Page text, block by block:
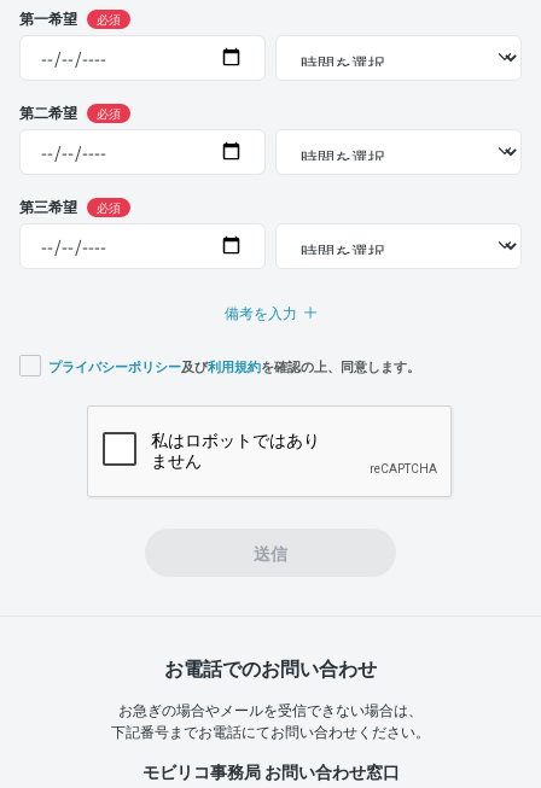
第一希望 必須
第二希望 必須
第三希望 必須
備考を入力
プライバシーポリシー及び利用規約を確認の上、同意します。
送信
お電話でのお問い合わせ
お急ぎの場合やメールを受信できない場合は、
下記番号までお電話にてお問い合わせください。
モビリコ事務局 お問い合わせ窓口